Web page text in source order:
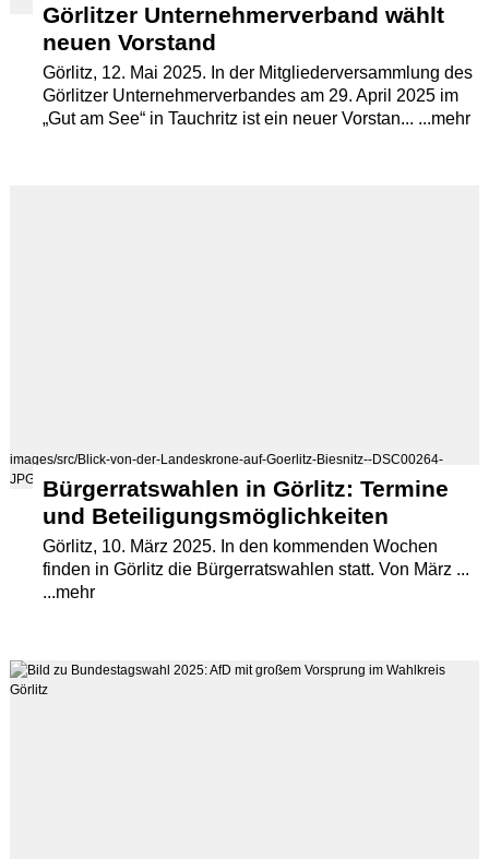
Görlitzer Unternehmerverband wählt
neuen Vorstand
Görlitz, 12. Mai 2025. In der Mitgliederversammlung des
Görlitzer Unternehmerverbandes am 29. April 2025 im
„Gut am See“ in Tauchritz ist ein neuer Vorstan... ...mehr
images/src/Blick-von-der-Landeskrone-auf-Goerlitz-Biesnitz--DSC00264-
JPG.jpgBürgerratswahlen in Görlitz: Termine
und Beteiligungsmöglichkeiten
Görlitz, 10. März 2025. In den kommenden Wochen
finden in Görlitz die Bürgerratswahlen statt. Von März ...
...mehr